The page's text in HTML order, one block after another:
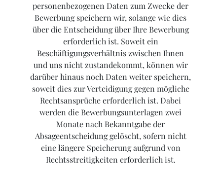
personenbezogenen Daten zum Zwecke der
Bewerbung speichern wir, solange wie dies
über die Entscheidung über Ihre Bewerbung
erforderlich ist. Soweit ein
Beschäftigungsverhältnis zwischen Ihnen
und uns nicht zustandekommt, können wir
darüber hinaus noch Daten weiter speichern,
soweit dies zur Verteidigung gegen mögliche
Rechtsansprüche erforderlich ist. Dabei
werden die Bewerbungsunterlagen zwei
Monate nach Bekanntgabe der
Absageentscheidung gelöscht, sofern nicht
eine längere Speicherung aufgrund von
Rechtsstreitigkeiten erforderlich ist.